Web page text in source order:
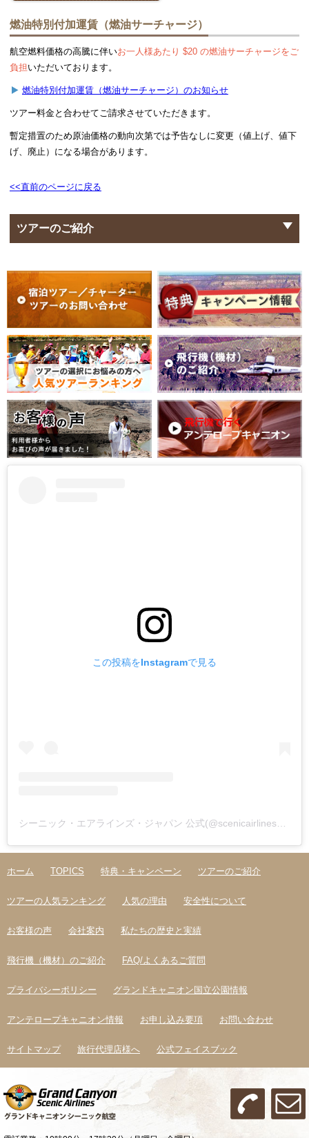
燃油特別付加運賃（燃油サーチャージ）
航空燃料価格の高騰に伴いお一人様あたり $20 の燃油サーチャージをご
負担いただいております。
燃油特別付加運賃（燃油サーチャージ）のお知らせ
ツアー料金と合わせてご請求させていただきます。
暫定措置のため原油価格の動向次第では予告なしに変更（値上げ、値下
げ、廃止）になる場合があります。
<<直前のページに戻る
ツアーのご紹介
この投稿をInstagramで見る
ホーム TOPICS 特典・キャンペーン ツアーのご紹介
ツアーの人気ランキング 人気の理由 安全性について
お客様の声 会社案内 私たちの歴史と実績
飛行機（機材）のご紹介 FAQ/よくあるご質問
プライバシーポリシー グランドキャニオン国立公園情報
アンテロープキャニオン情報 お申し込み要項 お問い合わせ
サイトマップ 旅行代理店様へ 公式フェイスブック